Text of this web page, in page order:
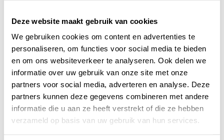
Deze website maakt gebruik van cookies
We gebruiken cookies om content en advertenties te
personaliseren, om functies voor social media te bieden
en om ons websiteverkeer te analyseren. Ook delen we
informatie over uw gebruik van onze site met onze
partners voor social media, adverteren en analyse. Deze
partners kunnen deze gegevens combineren met andere
informatie die u aan ze heeft verstrekt of die ze hebben
verzameld op basis van uw gebruik van hun services.
Inhoud
1 st.
Merk
Solinger
Gewicht